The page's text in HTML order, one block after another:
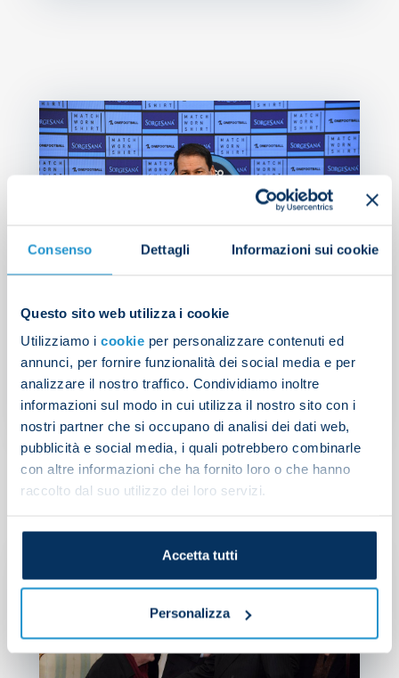
Consenso Dettagli Informazioni sui cookie
Questo sito web utilizza i cookie
Utilizziamo i cookie per personalizzare contenuti ed
annunci, per fornire funzionalità dei social media e per
analizzare il nostro traffico. Condividiamo inoltre
informazioni sul modo in cui utilizza il nostro sito con i
nostri partner che si occupano di analisi dei dati web,
pubblicità e social media, i quali potrebbero combinarle
con altre informazioni che ha fornito loro o che hanno
raccolto dal suo utilizzo dei loro servizi.
Accetta tutti
Personalizza
Garcia: “Beat Bologna and
climb the table”
NEWS | 23/09/2023